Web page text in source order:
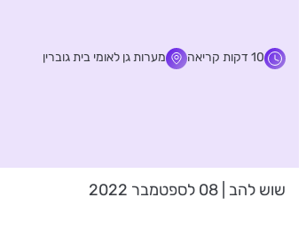
10 דקות קריאה מערות גן לאומי בית גוברין
שוש להב | 08 לספטמבר 2022